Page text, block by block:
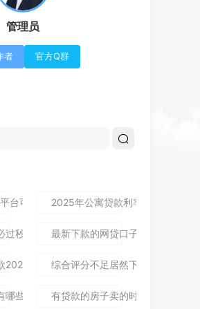
管理员
者 官方Q群
台可以借到钱,隆重介绍5个免审秒批的分享
2025年公寓贷款利率是多少？别
过秒下款9月高通过率指南！顺便整理这5个
最新下款的网贷口子论坛,全网收
2025年发放时间及到账流程详解
综合评分不足居然下款了,简单汇
哪些风险？一文讲清所有风险点，新手办理
有贷款的房子卖的时候贷款怎么